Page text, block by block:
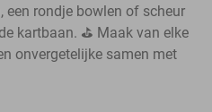
rondje bowlen of scheur
kartbaan. ⛳ Maak van elke
onvergetelijke samen met